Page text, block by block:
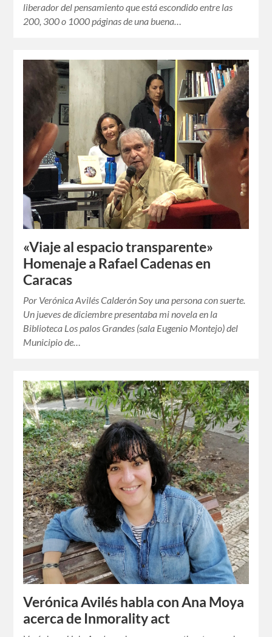
liberador del pensamiento que está escondido entre las
200, 300 o 1000 páginas de una buena…
«Viaje al espacio transparente»
Homenaje a Rafael Cadenas en
Caracas
Por Verónica Avilés Calderón Soy una persona con suerte.
Un jueves de diciembre presentaba mi novela en la
Biblioteca Los palos Grandes (sala Eugenio Montejo) del
Municipio de…
Verónica Avilés habla con Ana Moya
acerca de Inmorality act